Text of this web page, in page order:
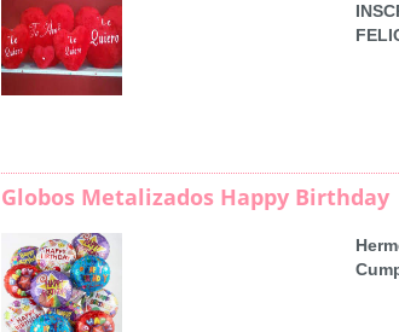
Globos Metalizados Happy Birthday